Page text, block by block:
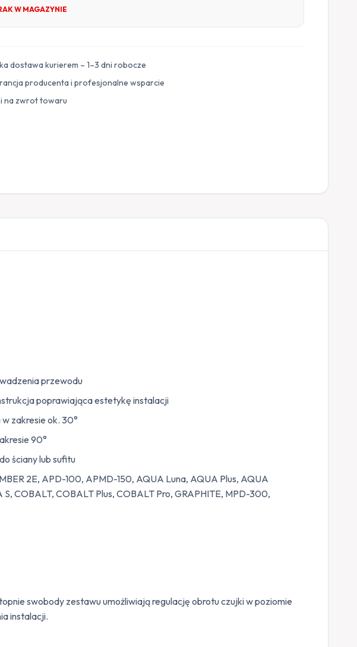
W MAGAZYNIE
dostawa kurierem – 1–3 dni robocze
producenta i profesjonalne wsparcie
na zwrot towaru
przewodu
poprawiająca estetykę instalacji
zakresie ok. 30°
90°
ściany lub sufitu
2E, APD-100, APMD-150, AQUA Luna, AQUA Plus, AQUA
S, COBALT, COBALT Plus, COBALT Pro, GRAPHITE, MPD-300,
swobody zestawu umożliwiają regulację obrotu czujki w poziomie
instalacji.